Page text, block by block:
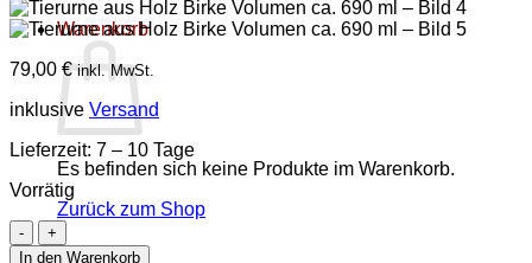
Warenkorb
Es befinden sich keine Produkte im Warenkorb.
Zurück zum Shop
79,00 € inkl. MwSt.
inklusive Versand
Lieferzeit: 7 – 10 Tage
Vorrätig
Tierurne
aus
In den Warenkorb